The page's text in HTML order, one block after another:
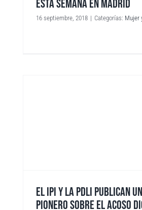
ESTA SEMANA EN MADRID
16 septiembre, 2018 | Categorías: Mujer
EL IPI Y LA PDLI PUBLICAN
PIONERO SOBRE EL ACOSO